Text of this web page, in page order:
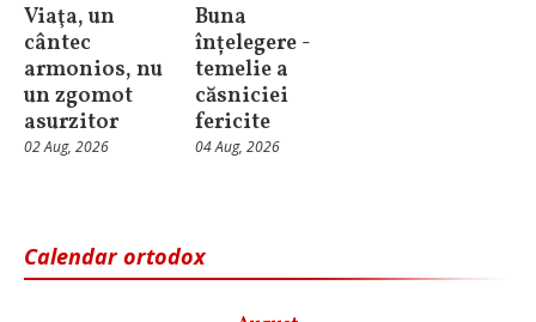
Viaţa, un
cântec
armonios, nu
un zgomot
asurzitor
02 Aug, 2026
Buna
înțelegere -
temelie a
căsniciei
fericite
04 Aug, 2026
Calendar ortodox